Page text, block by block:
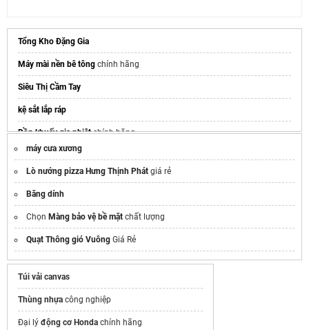
Chia sẻ
Tổng Kho Đặng Gia
Máy mài nền bê tông chính hãng
Siêu Thị Cầm Tay
kệ sắt lắp ráp
Bồn khuấy gia nhiệtchính hãng
Cty Thời Vận Nhuacongnghiepthoidung.com
Máy đóng gói
lốp xe nâng
bột đá CaCO3 phủ
Hồ sơ năng lực AutoVTS
máy cưa xương
Lò nướng pizza Hưng Thịnh Phát giá rẻ
Băng dính
Chọn Màng bảo vệ bề mặt chất lượng
Quạt Thông gió Vuông Giá Rẻ
Túi vải canvas
Thùng nhựa công nghiệp
Đại lý động cơ Honda chính hãng